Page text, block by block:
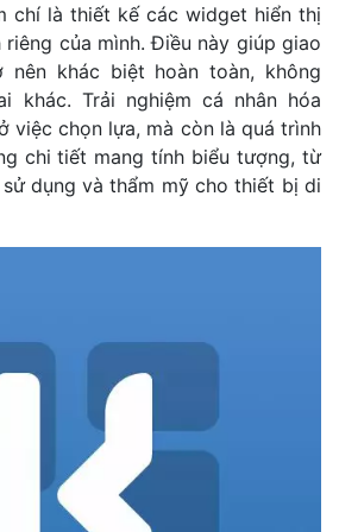
chí là thiết kế các widget hiển thị
của mình. Điều này giúp giao
khác biệt hoàn toàn, không
khác. Trải nghiệm cá nhân hóa
việc chọn lựa, mà còn là quá trình
chi tiết mang tính biểu tượng, từ
dụng và thẩm mỹ cho thiết bị di